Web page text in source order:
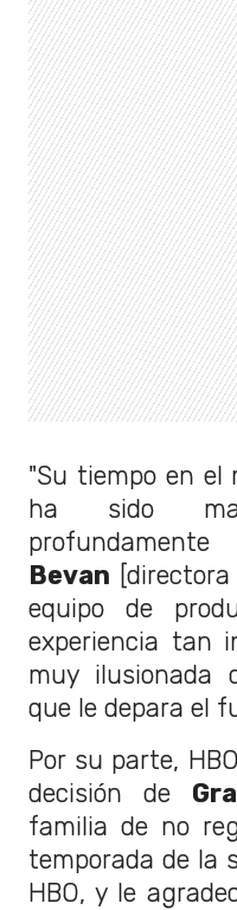
"Su tiempo en el
ha sido
Bevan
equipo de
experiencia tan
muy ilusionada
que le depara el
Por su parte,
decisión de
familia de no
temporada de la
HBO, y le